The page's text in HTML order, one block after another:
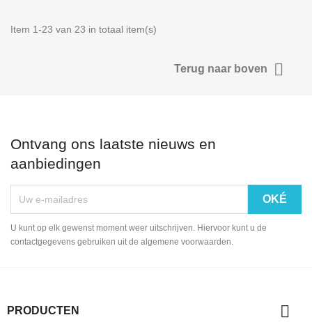
Item 1-23 van 23 in totaal item(s)
Terug naar boven 
Ontvang ons laatste nieuws en
aanbiedingen
U kunt op elk gewenst moment weer uitschrijven. Hiervoor kunt u de
contactgegevens gebruiken uit de algemene voorwaarden.
PRODUCTEN 